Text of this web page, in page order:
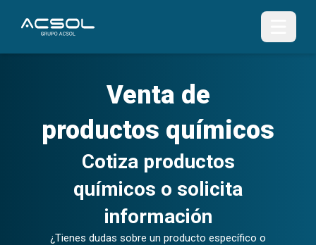
Venta de
productos químicos
Cotiza productos
químicos o solicita
información
¿Tienes dudas sobre un producto específico o